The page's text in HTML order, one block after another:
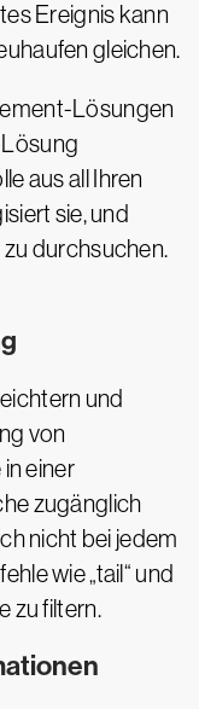
Ereignis kann
gleichen.
Lösungen
aus all Ihren
sie, und
durchsuchen.
und
von
einer
zugänglich
nicht bei jedem
wie „tail“ und
zu filtern.